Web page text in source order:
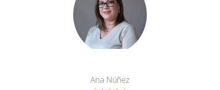
Ana Núñez